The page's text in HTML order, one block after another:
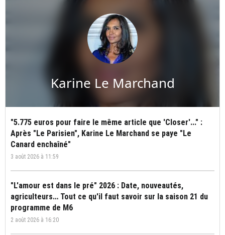
Karine Le Marchand
"5.775 euros pour faire le même article que 'Closer'..." :
Après "Le Parisien", Karine Le Marchand se paye "Le
Canard enchaîné"
3 août 2026 à 11:59
"L'amour est dans le pré" 2026 : Date, nouveautés,
agriculteurs… Tout ce qu'il faut savoir sur la saison 21 du
programme de M6
2 août 2026 à 16:20